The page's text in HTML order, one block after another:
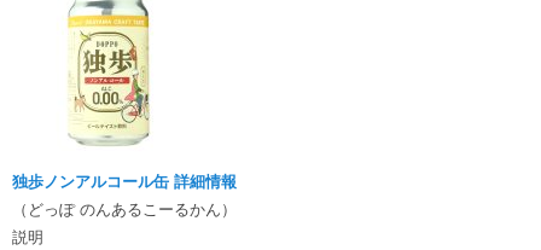
独歩ノンアルコール缶 詳細情報
（どっぽ のんあるこーるかん）
説明